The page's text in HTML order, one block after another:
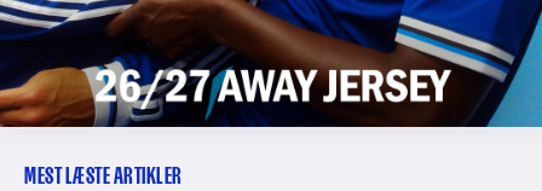
MEST LÆSTE ARTIKLER